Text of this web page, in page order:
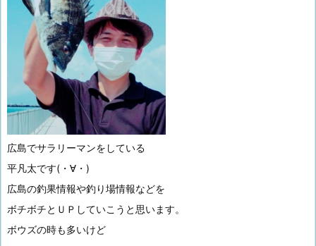
広島でサラリーマンをしている
平凡太です(・∀・)
広島の釣果情報や釣り場情報などを
ボチボチとＵＰしていこうと思います。
ボウズの時も多いけど